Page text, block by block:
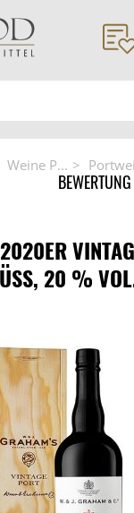
Weine P...
20 %
BEWERTUNG